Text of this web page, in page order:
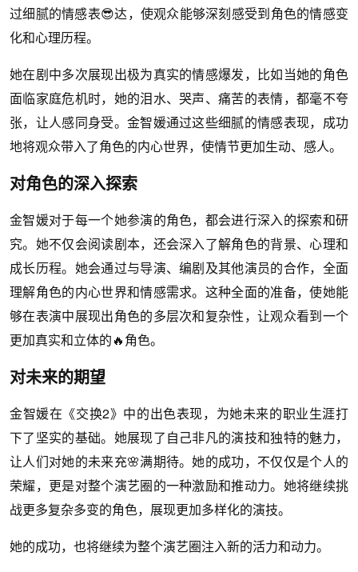
过细腻的情感表😎达，使观众能够深刻感受到角色的情感变
化和心理历程。
她在剧中多次展现出极为真实的情感爆发，比如当她的角色
面临家庭危机时，她的泪水、哭声、痛苦的表情，都毫不夸
张，让人感同身受。金智媛通过这些细腻的情感表现，成功
地将观众带入了角色的内心世界，使情节更加生动、感人。
对角色的深入探索
金智媛对于每一个她参演的角色，都会进行深入的探索和研
究。她不仅会阅读剧本，还会深入了解角色的背景、心理和
成长历程。她会通过与导演、编剧及其他演员的合作，全面
理解角色的内心世界和情感需求。这种全面的准备，使她能
够在表演中展现出角色的多层次和复杂性，让观众看到一个
更加真实和立体的🔥角色。
对未来的期望
金智媛在《交换2》中的出色表现，为她未来的职业生涯打
下了坚实的基础。她展现了自己非凡的演技和独特的魅力，
让人们对她的未来充🌸满期待。她的成功，不仅仅是个人的
荣耀，更是对整个演艺圈的一种激励和推动力。她将继续挑
战更多复杂多变的角色，展现更加多样化的演技。
她的成功，也将继续为整个演艺圈注入新的活力和动力。